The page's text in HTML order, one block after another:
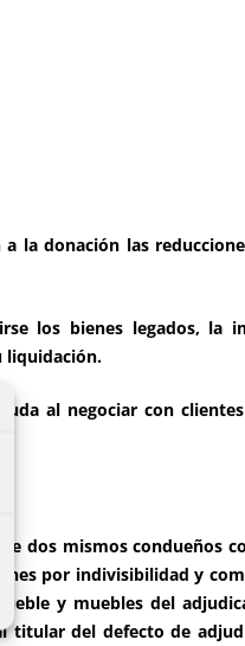
a la donación las
los bienes legados, la
liquidación.
al negociar con
dos mismos condueños
por indivisibilidad y
y muebles del
titular del defecto de